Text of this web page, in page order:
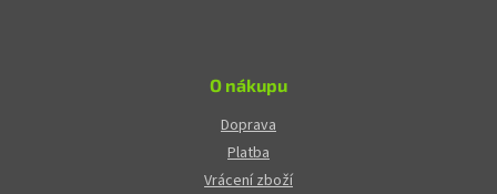
O nákupu
Doprava
Platba
Vrácení zboží